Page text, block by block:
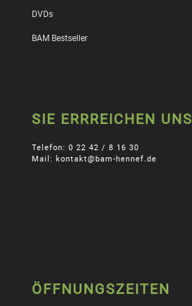
DVDs
BAM Bestseller
SIE ERRREICHEN UNS
Telefon: 0 22 42 / 8 16 30
Mail: kontakt@bam-hennef.de
ÖFFNUNGSZEITEN